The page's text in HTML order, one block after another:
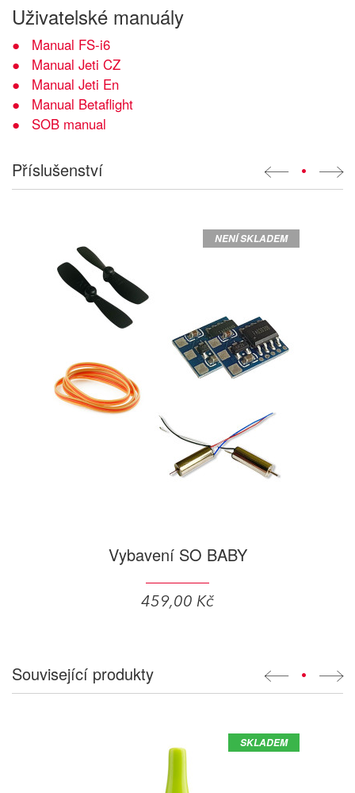
Uživatelské manuály
Manual FS-i6
Manual Jeti CZ
Manual Jeti En
Manual Betaflight
SOB manual
Příslušenství •
Vybavení SO BABY
459,00 Kč
NENÍ SKLADEM
Související produkty •
SKLADEM